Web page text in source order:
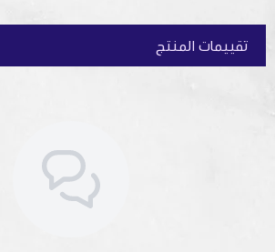
تقييمات المنتج